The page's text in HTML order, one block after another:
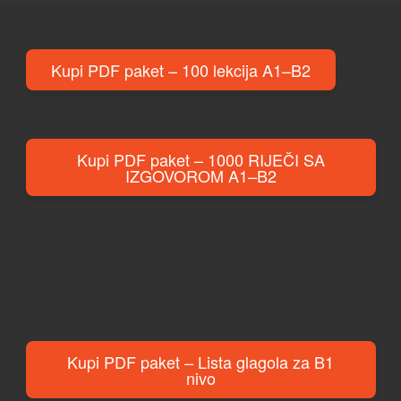
Kupi PDF paket – 100 lekcija A1–B2
Kupi PDF paket – 1000 RIJEČI SA
IZGOVOROM A1–B2
Kupi PDF paket – Lista glagola za B1
nivo